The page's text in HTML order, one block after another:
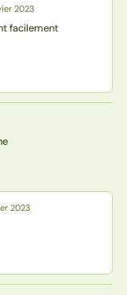
2023
facilement
2023